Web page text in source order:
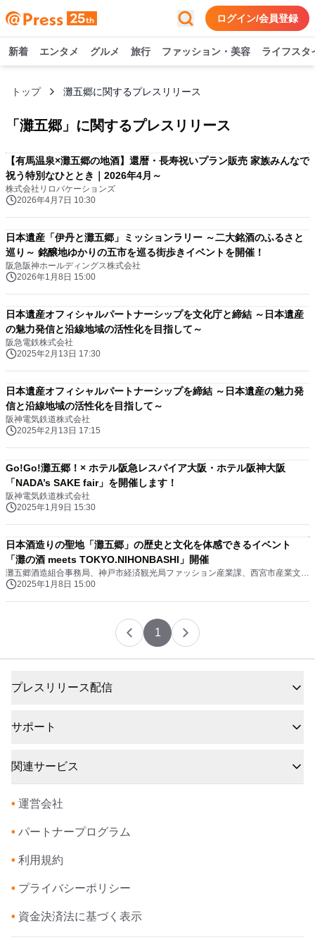
ログイン/会員登録
新着 エンタメ グルメ 旅行 ファッション・美容 ライフスタ
トップ 灘五郷に関するプレスリリース
「 灘五郷 」に関するプレスリリース
【有馬温泉×灘五郷の地酒】還暦・長寿祝いプラン販売 家族みんなで
祝う特別なひととき｜2026年4月～
株式会社リロバケーションズ
2026年4月7日 10:30
日本遺産「伊丹と灘五郷」ミッションラリー ～二大銘酒のふるさと
巡り～ 銘醸地ゆかりの五市を巡る街歩きイベントを開催！
阪急阪神ホールディングス株式会社
2026年1月8日 15:00
日本遺産オフィシャルパートナーシップを文化庁と締結 ～日本遺産
の魅力発信と沿線地域の活性化を目指して～
阪急電鉄株式会社
2025年2月13日 17:30
日本遺産オフィシャルパートナーシップを締結 ～日本遺産の魅力発
信と沿線地域の活性化を目指して～
阪神電気鉄道株式会社
2025年2月13日 17:15
Go!Go!灘五郷！× ホテル阪急レスパイア大阪・ホテル阪神大阪
「NADA’s SAKE fair」を開催します！
阪神電気鉄道株式会社
2025年1月9日 15:30
日本酒造りの聖地「灘五郷」の歴史と文化を体感できるイベント
「灘の酒 meets TOKYO.NIHONBASHI」開催
灘五郷酒造組合事務局、神戸市経済観光局ファッション産業課、西宮市産業文化局産業部都市ブランド発信課
2025年1月8日 15:00
1
プレスリリース配信
サポート
関連サービス
• 運営会社
• パートナープログラム
• 利用規約
• プライバシーポリシー
• 資金決済法に基づく表示